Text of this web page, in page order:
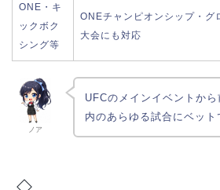
ONE・キ
ックボク
シング等
ONEチャンピオンシップ・グ
大会にも対応
ノア
UFCのメインイベントか
内のあらゆる試合にベット